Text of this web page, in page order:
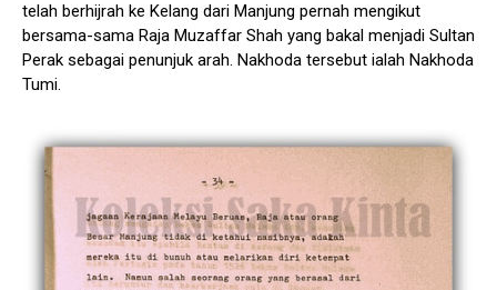
telah berhijrah ke Kelang dari Manjung pernah mengikut
bersama-sama Raja Muzaffar Shah yang bakal menjadi Sultan
Perak sebagai penunjuk arah. Nakhoda tersebut ialah Nakhoda
Tumi.